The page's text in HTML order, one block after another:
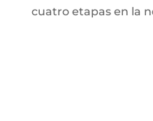
cuatro etapas en la